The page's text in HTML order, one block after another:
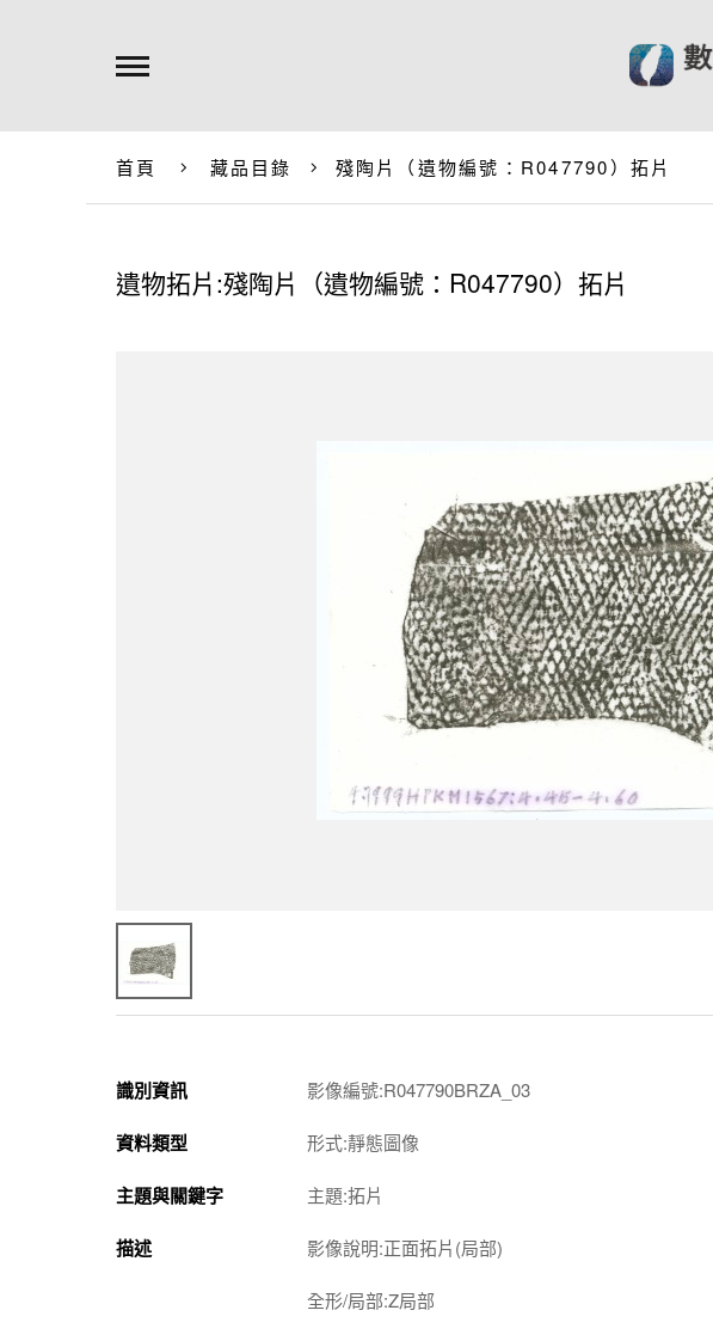
首頁 藏品目錄 殘陶片（遺物編號：R047790）拓片
遺物拓片:殘陶片（遺物編號：R047790）拓片
識別資訊 影像編號:R047790BRZA_03
資料類型 形式:靜態圖像
主題與關鍵字 主題:拓片
描述 影像說明:正面拓片(局部)
全形/局部:Z局部